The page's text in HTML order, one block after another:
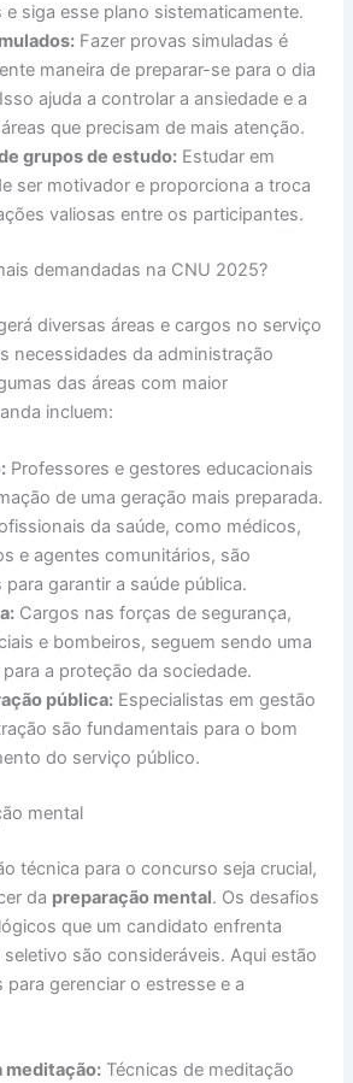
e siga esse plano sistematicamente.
Fazer provas simuladas é
maneira de preparar-se para o dia
ajuda a controlar a ansiedade e a
que precisam de mais atenção.
grupos de estudo: Estudar em
ser motivador e proporciona a troca
valiosas entre os participantes.
demandadas na CNU 2025?
diversas áreas e cargos no serviço
necessidades da administração
das áreas com maior
incluem:
Professores e gestores educacionais
de uma geração mais preparada.
da saúde, como médicos,
e agentes comunitários, são
para garantir a saúde pública.
Cargos nas forças de segurança,
e bombeiros, seguem sendo uma
a proteção da sociedade.
pública: Especialistas em gestão
são fundamentais para o bom
do serviço público.
mental
técnica para o concurso seja crucial,
da preparação mental. Os desafios
que um candidato enfrenta
são consideráveis. Aqui estão
para gerenciar o estresse e a
meditação: Técnicas de meditação